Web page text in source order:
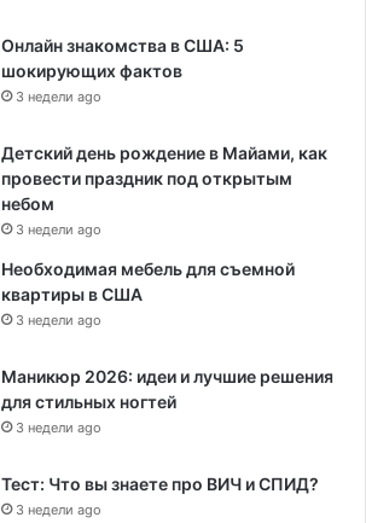
Онлайн знакомства в США: 5
шокирующих фактов
3 недели ago
Детский день рождение в Майами, как
провести праздник под открытым
небом
3 недели ago
Необходимая мебель для съемной
квартиры в США
3 недели ago
Маникюр 2026: идеи и лучшие решения
для стильных ногтей
3 недели ago
Тест: Что вы знаете про ВИЧ и СПИД?
3 недели ago